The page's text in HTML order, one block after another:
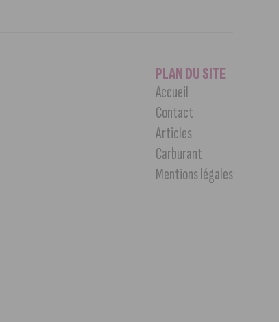
PLAN DU SITE
Accueil
Contact
Articles
Carburant
Mentions légales